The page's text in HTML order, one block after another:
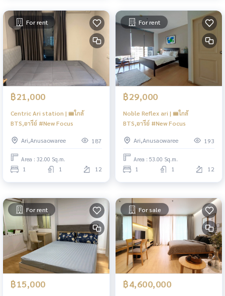
For rent
฿21,000
Centric Ari station | 🚝ใกล้
BTS,อารีย์ #New Focus
Ari,Anusaowaree 187
Area : 32.00 Sq.m.
1 1 12
For rent
฿29,000
Noble Reflex ari | 🚝ใกล้
BTS,อารีย์ #New Focus
Ari,Anusaowaree 193
Area : 53.00 Sq.m.
1 1 12
For rent
฿15,000
For sale
฿4,600,000